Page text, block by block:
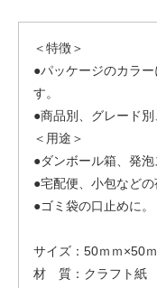
＜特徴＞
●パッケージのカラ
す。
●商品別、グレード別
＜用途＞
●ダンボール箱、発泡
●宅配便、小包などの
●ゴミ袋の口止めに。
サイズ：50ｍｍ×50ｍ
材 質：クラフト紙